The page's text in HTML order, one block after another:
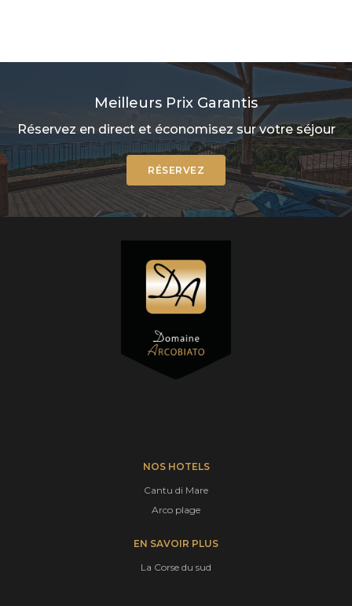
Meilleurs Prix Garantis
Réservez en direct et économisez sur votre séjour
RÉSERVEZ
NOS HOTELS
Cantu di Mare
Arco plage
EN SAVOIR PLUS
La Corse du sud